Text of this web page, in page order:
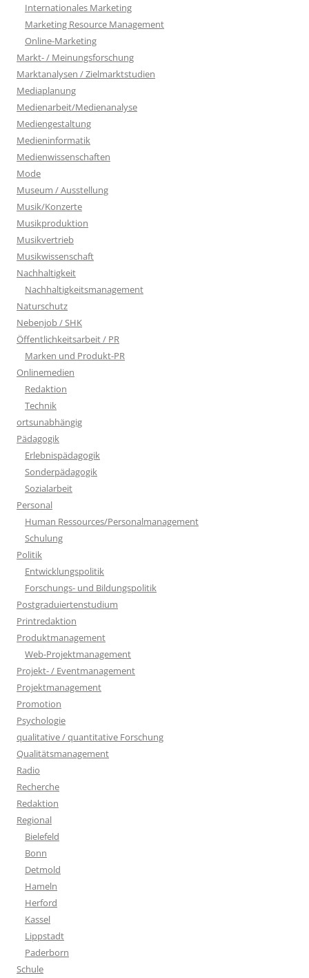
Internationales Marketing
Marketing Resource Management
Online-Marketing
Markt- / Meinungsforschung
Marktanalysen / Zielmarktstudien
Mediaplanung
Medienarbeit/Medienanalyse
Mediengestaltung
Medieninformatik
Medienwissenschaften
Mode
Museum / Ausstellung
Musik/Konzerte
Musikproduktion
Musikvertrieb
Musikwissenschaft
Nachhaltigkeit
Nachhaltigkeitsmanagement
Naturschutz
Nebenjob / SHK
Öffentlichkeitsarbeit / PR
Marken und Produkt-PR
Onlinemedien
Redaktion
Technik
ortsunabhängig
Pädagogik
Erlebnispädagogik
Sonderpädagogik
Sozialarbeit
Personal
Human Ressources/Personalmanagement
Schulung
Politik
Entwicklungspolitik
Forschungs- und Bildungspolitik
Postgraduiertenstudium
Printredaktion
Produktmanagement
Web-Projektmanagement
Projekt- / Eventmanagement
Projektmanagement
Promotion
Psychologie
qualitative / quantitative Forschung
Qualitätsmanagement
Radio
Recherche
Redaktion
Regional
Bielefeld
Bonn
Detmold
Hameln
Herford
Kassel
Lippstadt
Paderborn
Schule